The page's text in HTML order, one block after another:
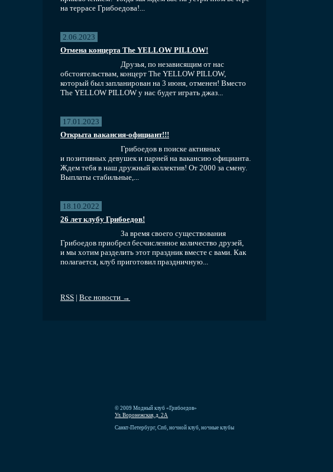
на террасе Грибоедова!...
2.06.2023
Отмена концерта The YELLOW PILLOW!
Друзья, по независящим от нас
обстоятельствам, концерт The YELLOW PILLOW,
который был запланирован на 3 июня, отменен! Вместо
The YELLOW PILLOW у нас будет играть джаз...
17.01.2023
Открыта вакансия-официант!!!
Грибоедов в поиске активных
и позитивных девушек и парней на вакансию официанта.
Ждем тебя в наш дружный коллектив! От 2000 за смену.
Выплаты стабильные,...
18.10.2022
26 лет клубу Грибоедов!
За время своего существования
Грибоедов приобрел бесчисленное количество друзей,
и мы хотим разделить этот праздник вместе с вами. Как
полагается, клуб приготовил праздничную...
RSS | Все новости →
© 2009 Модный клуб «Грибоедов»
Ул. Воронежская, д. 2А
Санкт-Петербург, Спб, ночной клуб, ночные клубы